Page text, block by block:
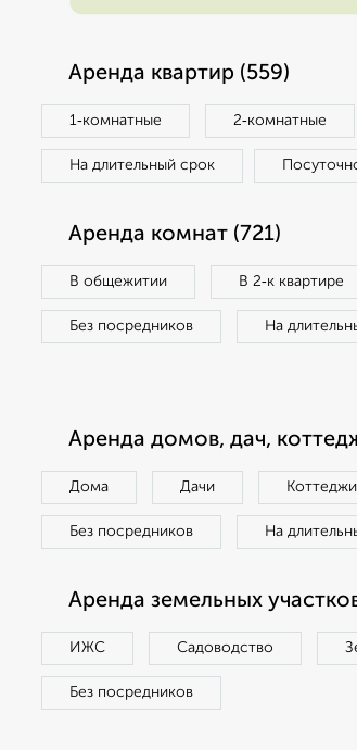
Аренда квартир (559)
1‑комнатные 2‑комнатные
На длительный срок
Аренда комнат (721)
В общежитии В 2‑к квартире
Без посредников На
Аренда домов, дач,
Дома Дачи Коттеджи
Без посредников На
Аренда земельных
ИЖС Садоводство
Без посредников